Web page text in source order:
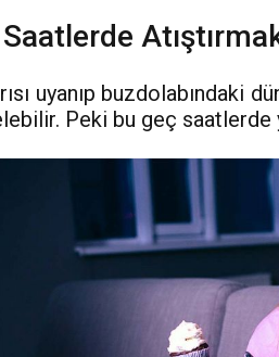
uyanıp buzdolabındaki
Peki bu geç saatlerde